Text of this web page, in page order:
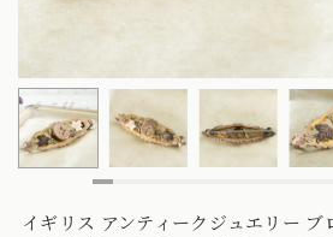
イギリス アンティークジュエリー ブ